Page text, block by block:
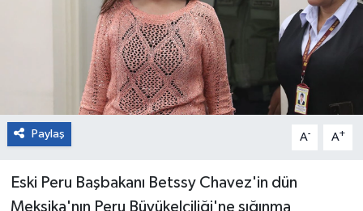
Paylaş A- A+
Eski Peru Başbakanı Betssy Chavez'in dün
Meksika'nın Peru Büyükelçiliği'ne sığınma